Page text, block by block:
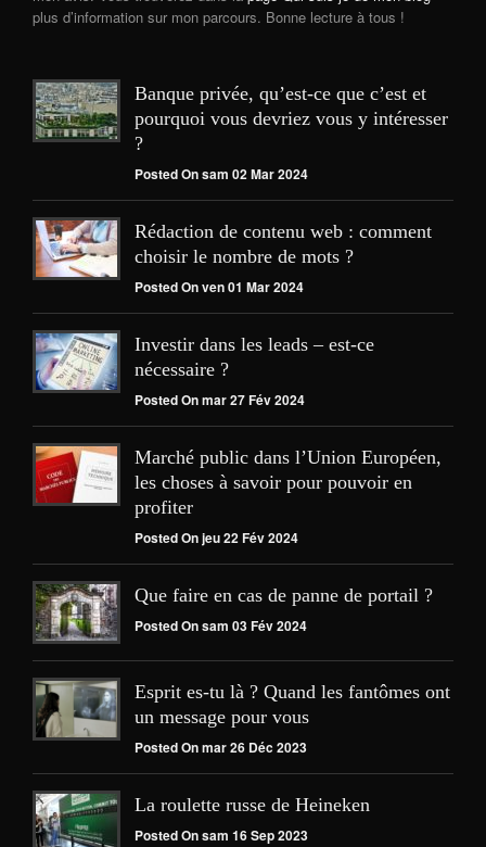
plus d’information sur mon parcours. Bonne lecture à tous !
Banque privée, qu’est-ce que c’est et
pourquoi vous devriez vous y intéresser
?
Posted On sam 02 Mar 2024
Rédaction de contenu web : comment
choisir le nombre de mots ?
Posted On ven 01 Mar 2024
Investir dans les leads – est-ce
nécessaire ?
Posted On mar 27 Fév 2024
Marché public dans l’Union Européen,
les choses à savoir pour pouvoir en
profiter
Posted On jeu 22 Fév 2024
Que faire en cas de panne de portail ?
Posted On sam 03 Fév 2024
Esprit es-tu là ? Quand les fantômes ont
un message pour vous
Posted On mar 26 Déc 2023
La roulette russe de Heineken
Posted On sam 16 Sep 2023